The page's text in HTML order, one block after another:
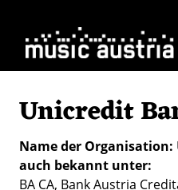
Unicredit
Name der Organisation
auch bekannt unter
BA CA, Bank Austria